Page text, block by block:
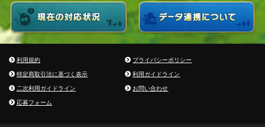
利用規約
プライバシーポリシー
特定商取引法に基づく表示
利用ガイドライン
二次利用ガイドライン
お問い合わせ
応募フォーム